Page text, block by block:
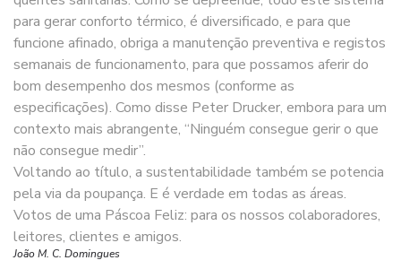
para gerar conforto térmico, é diversificado, e para que
funcione afinado, obriga a manutenção preventiva e registos
semanais de funcionamento, para que possamos aferir do
bom desempenho dos mesmos (conforme as
especificações). Como disse Peter Drucker, embora para um
contexto mais abrangente, “Ninguém consegue gerir o que
não consegue medir”.
Voltando ao título, a sustentabilidade também se potencia
pela via da poupança. E é verdade em todas as áreas.
Votos de uma Páscoa Feliz: para os nossos colaboradores,
leitores, clientes e amigos.
João M. C. Domingues